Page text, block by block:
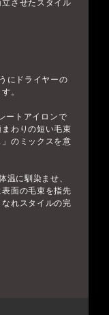
させたスタイル
にドライヤーの
。
ートアイロンで
わりの短い毛束
のミックスを意
温に馴染ませ、
面の毛束を指先
れスタイルの完